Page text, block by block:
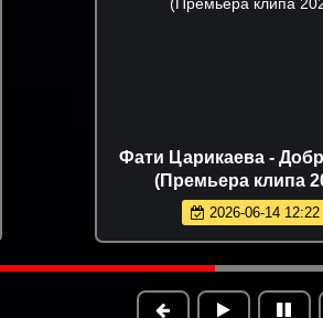
Олег Семенов - Попутчица
(Премьера клипа 2026)